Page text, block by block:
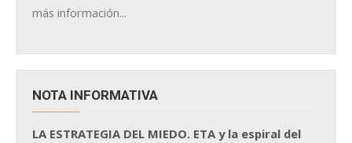
más información...
NOTA INFORMATIVA
LA ESTRATEGIA DEL MIEDO. ETA y la espiral del